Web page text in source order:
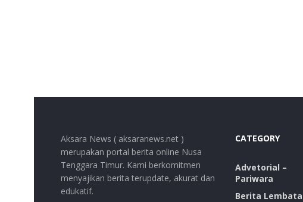
Aksara News ( aksaranews.net )
merupakan portal berita online Nusa
Tenggara Timur. Kami berkomitmen
menyajikan berita terupdate, akurat dan
edukatif.
CATEGORY
Advetorial –
Pariwara
Berita Lembata